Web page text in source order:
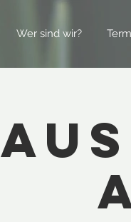
Wer sind wir?